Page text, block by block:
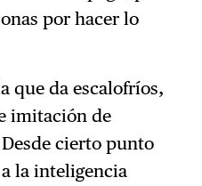
por hacer lo
que da escalofríos,
imitación de
cierto punto
la inteligencia